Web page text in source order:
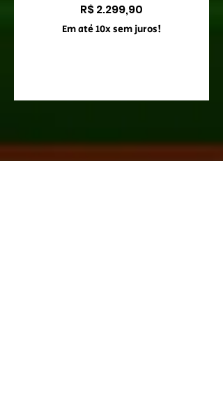
Preço
R$ 2.299,90
Em até 10x sem juros!